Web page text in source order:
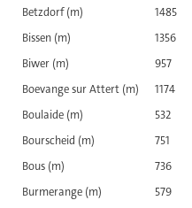
Betzdorf (m)
1485
Bissen (m)
1356
Biwer (m)
957
Boevange sur Attert (m)
1174
Boulaide (m)
532
Bourscheid (m)
751
Bous (m)
736
Burmerange (m)
579